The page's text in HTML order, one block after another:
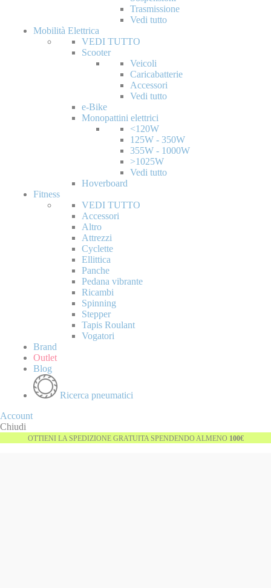
Trasmissione
Vedi tutto
Mobilità Elettrica
VEDI TUTTO
Scooter
Veicoli
Caricabatterie
Accessori
Vedi tutto
e-Bike
Monopattini elettrici
<120W
125W - 350W
355W - 1000W
>1025W
Vedi tutto
Hoverboard
Fitness
VEDI TUTTO
Accessori
Altro
Attrezzi
Cyclette
Ellittica
Panche
Pedana vibrante
Ricambi
Spinning
Stepper
Tapis Roulant
Vogatori
Brand
Outlet
Blog
Ricerca pneumatici
Account
Chiudi
OTTIENI LA SPEDIZIONE GRATUITA SPENDENDO ALMENO 100€